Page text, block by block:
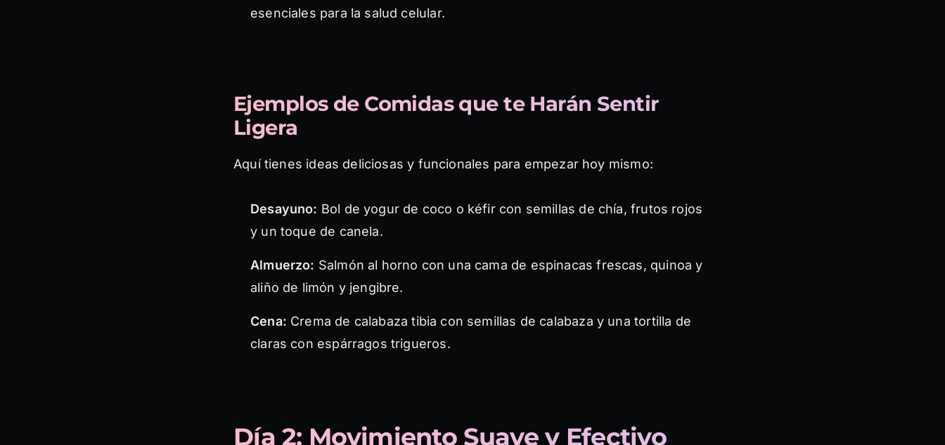
esenciales para la salud celular.
Ejemplos de Comidas que te Harán Sentir
Ligera
Aquí tienes ideas deliciosas y funcionales para empezar hoy mismo:
Desayuno: Bol de yogur de coco o kéfir con semillas de chía, frutos rojos
y un toque de canela.
Almuerzo: Salmón al horno con una cama de espinacas frescas, quinoa y
aliño de limón y jengibre.
Cena: Crema de calabaza tibia con semillas de calabaza y una tortilla de
claras con espárragos trigueros.
Día 2: Movimiento Suave y Efectivo